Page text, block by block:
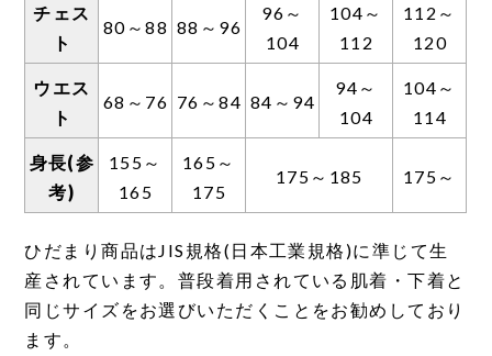
●一般的な肌着に比べ伸縮性が高いため。
●生地に厚みがあり、靴下をはいた場合、肌着
と重なる部分が膨れてしまうのを防ぐため。
チェス
ト
80～88 88～96
96～
104
104～
112
112～
120
ウエス
ト
68～76 76～84 84～94
94～
104
104～
114
身長(参
考)
155～
165
165～
175
175～185 175～
ひだまり商品はJIS規格(日本工業規格)に準じて生
産されています。普段着用されている肌着・下着と
同じサイズをお選びいただくことをお勧めしており
ます。